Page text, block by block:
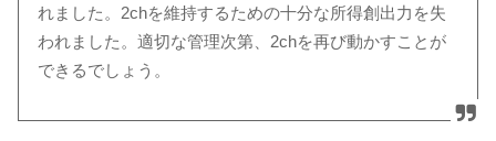
れました。2chを維持するための十分な所得創出力を失
われました。適切な管理次第、2chを再び動かすことが
できるでしょう。